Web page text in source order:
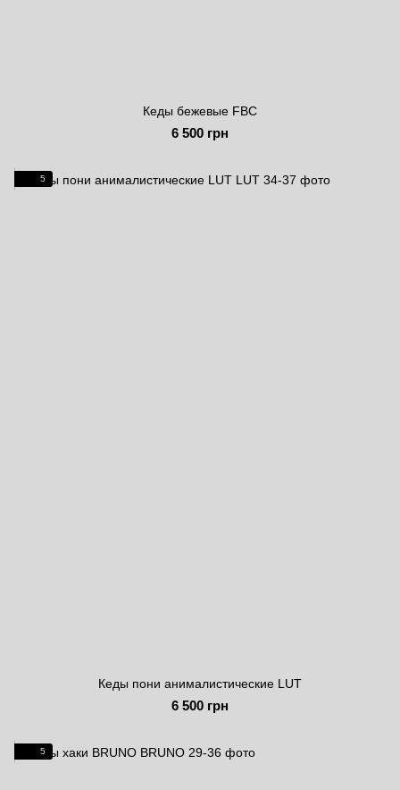
Кеды бежевые FBC
6 500 грн
5
Кеды пони анималистические LUT
6 500 грн
5